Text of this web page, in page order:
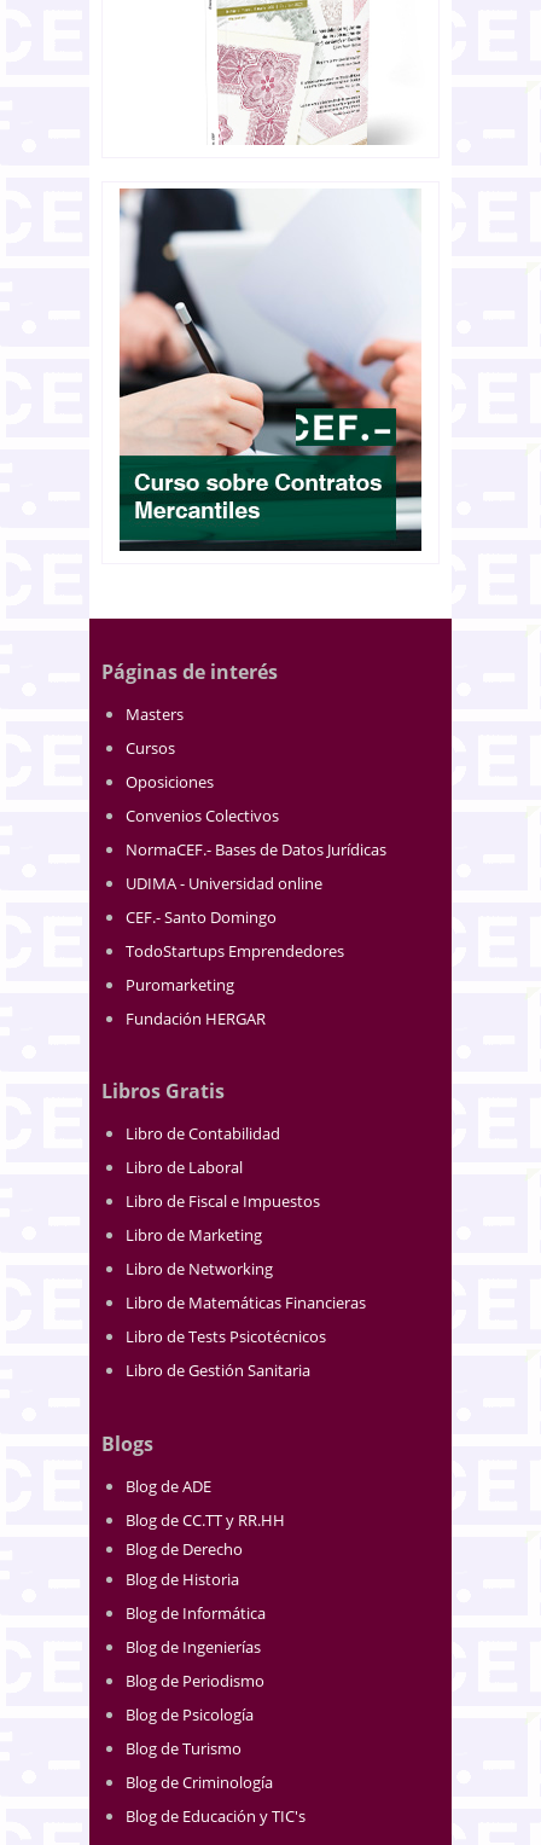
Páginas de interés
Masters
Cursos
Oposiciones
Convenios Colectivos
NormaCEF.- Bases de Datos Jurídicas
UDIMA - Universidad online
CEF.- Santo Domingo
TodoStartups Emprendedores
Puromarketing
Fundación HERGAR
Libros Gratis
Libro de Contabilidad
Libro de Laboral
Libro de Fiscal e Impuestos
Libro de Marketing
Libro de Networking
Libro de Matemáticas Financieras
Libro de Tests Psicotécnicos
Libro de Gestión Sanitaria
Blogs
Blog de ADE
Blog de CC.TT y RR.HH
Blog de Derecho
Blog de Historia
Blog de Informática
Blog de Ingenierías
Blog de Periodismo
Blog de Psicología
Blog de Turismo
Blog de Criminología
Blog de Educación y TIC's